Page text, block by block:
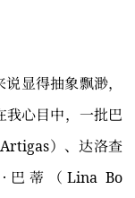
显得抽象飘渺，
我心目中，一批巴
）、达洛查
·巴蒂（Lina Bo